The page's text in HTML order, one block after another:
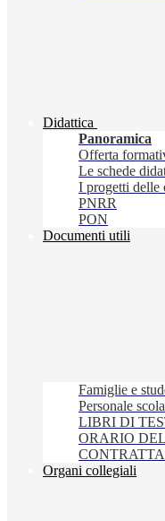
Didattica
Panoramica
Offerta
Le schede
I progetti delle
PNRR
PON
Documenti utili
Famiglie e
Personale
LIBRI DI
ORARIO
Organi collegiali